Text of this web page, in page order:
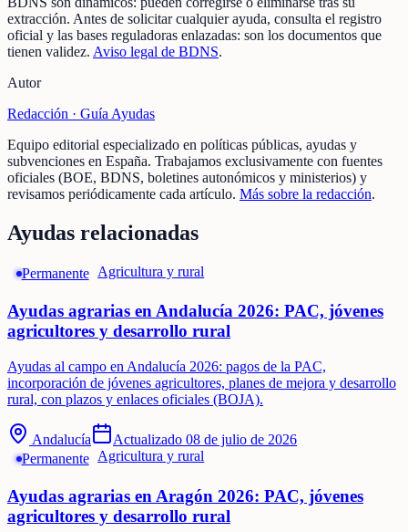
extracción. Antes de solicitar cualquier ayuda, consulta el registro
oficial y las bases reguladoras enlazadas: son los documentos que
tienen validez. Aviso legal de BDNS.
Autor
Redacción · Guía Ayudas
Equipo editorial especializado en políticas públicas, ayudas y
subvenciones en España. Trabajamos exclusivamente con fuentes
oficiales (BOE, BDNS, boletines autonómicos y ministerios) y
revisamos periódicamente cada artículo. Más sobre la redacción.
Ayudas relacionadas
Permanente Agricultura y rural
Ayudas agrarias en Andalucía 2026: PAC, jóvenes
agricultores y desarrollo rural
Ayudas al campo en Andalucía 2026: pagos de la PAC,
incorporación de jóvenes agricultores, planes de mejora y desarrollo
rural, con plazos y enlaces oficiales (BOJA).
Andalucía Actualizado 08 de julio de 2026
Permanente Agricultura y rural
Ayudas agrarias en Aragón 2026: PAC, jóvenes
agricultores y desarrollo rural